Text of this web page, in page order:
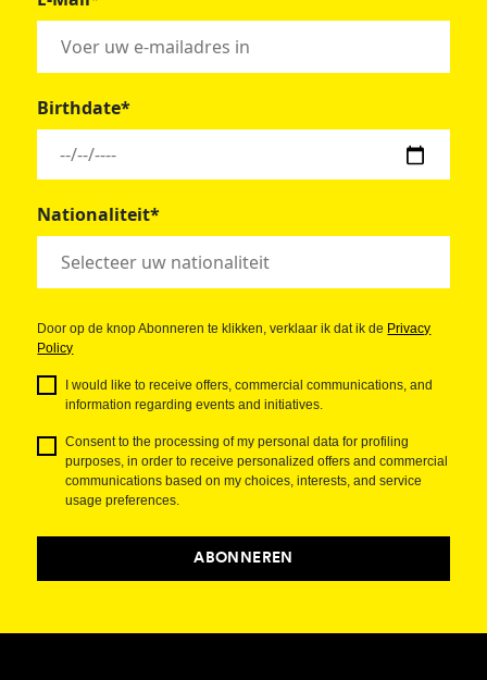
Birthdate*
Nationaliteit*
Door op de knop Abonneren te klikken, verklaar ik dat ik de Privacy
Policy
I would like to receive offers, commercial communications, and
information regarding events and initiatives.
Consent to the processing of my personal data for profiling
purposes, in order to receive personalized offers and commercial
communications based on my choices, interests, and service
usage preferences.
ABONNEREN